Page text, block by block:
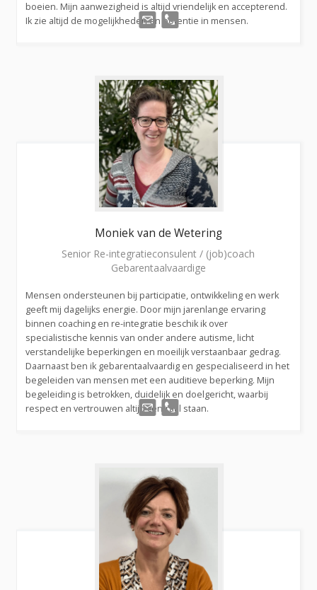
boeien. Mijn aanwezigheid is altijd vriendelijk en accepterend.
Ik zie altijd de mogelijkheden en potentie in mensen.
Moniekvan de Wetering
Senior Re-integratieconsulent / (job)coach
Gebarentaalvaardige
Mensen ondersteunen bij participatie, ontwikkeling en werk
geeft mij dagelijks energie. Door mijn jarenlange ervaring
binnen coaching en re-integratie beschik ik over
specialistische kennis van onder andere autisme, licht
verstandelijke beperkingen en moeilijk verstaanbaar gedrag.
Daarnaast ben ik gebarentaalvaardig en gespecialiseerd in het
begeleiden van mensen met een auditieve beperking. Mijn
begeleiding is betrokken, duidelijk en doelgericht, waarbij
respect en vertrouwen altijd centraal staan.